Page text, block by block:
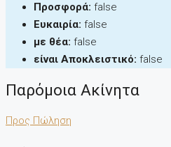
Προσφορά: false
Ευκαιρία: false
με θέα: false
είναι Αποκλειστικό: false
Παρόμοια Ακίνητα
Προς Πώληση